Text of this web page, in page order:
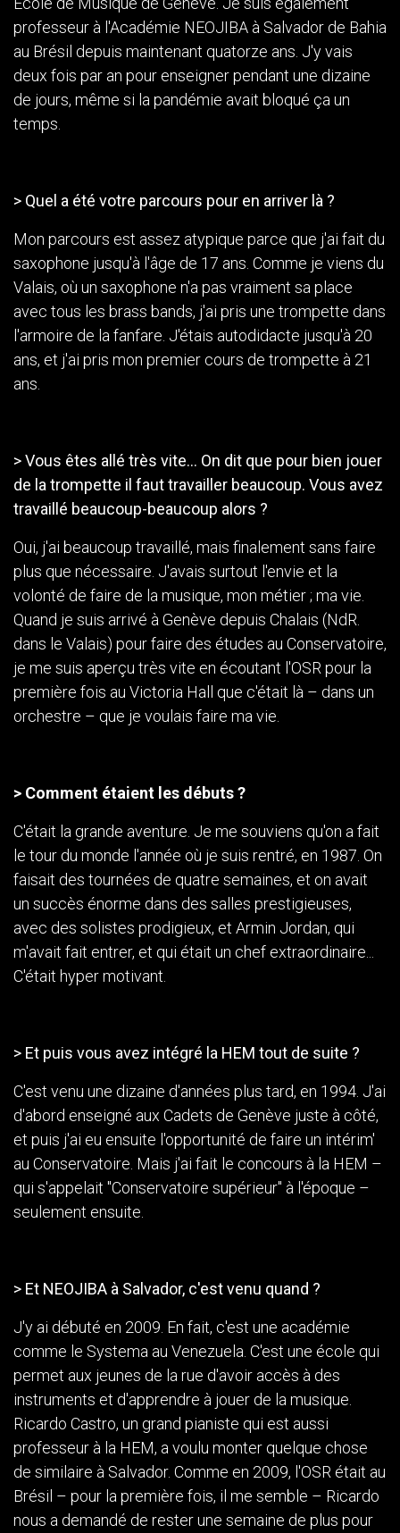
professeur à l'Académie NEOJIBA à Salvador de Bahia
au Brésil depuis maintenant quatorze ans. J'y vais
deux fois par an pour enseigner pendant une dizaine
de jours, même si la pandémie avait bloqué ça un
temps.
> Quel a été votre parcours pour en arriver là ?
Mon parcours est assez atypique parce que j'ai fait du
saxophone jusqu'à l'âge de 17 ans. Comme je viens du
Valais, où un saxophone n'a pas vraiment sa place
avec tous les brass bands, j'ai pris une trompette dans
l'armoire de la fanfare. J'étais autodidacte jusqu'à 20
ans, et j'ai pris mon premier cours de trompette à 21
ans.
> Vous êtes allé très vite... On dit que pour bien jouer
de la trompette il faut travailler beaucoup. Vous avez
travaillé beaucoup-beaucoup alors ?
Oui, j'ai beaucoup travaillé, mais finalement sans faire
plus que nécessaire. J'avais surtout l'envie et la
volonté de faire de la musique, mon métier ; ma vie.
Quand je suis arrivé à Genève depuis Chalais (NdR.
dans le Valais) pour faire des études au Conservatoire,
je me suis aperçu très vite en écoutant l'OSR pour la
première fois au Victoria Hall que c'était là – dans un
orchestre – que je voulais faire ma vie.
> Comment étaient les débuts ?
C'était la grande aventure. Je me souviens qu'on a fait
le tour du monde l'année où je suis rentré, en 1987. On
faisait des tournées de quatre semaines, et on avait
un succès énorme dans des salles prestigieuses,
avec des solistes prodigieux, et Armin Jordan, qui
m'avait fait entrer, et qui était un chef extraordinaire...
C'était hyper motivant.
> Et puis vous avez intégré la HEM tout de suite ?
C'est venu une dizaine d'années plus tard, en 1994. J'ai
d'abord enseigné aux Cadets de Genève juste à côté,
et puis j'ai eu ensuite l'opportunité de faire un intérim'
au Conservatoire. Mais j'ai fait le concours à la HEM –
qui s'appelait "Conservatoire supérieur" à l'époque –
seulement ensuite.
> Et NEOJIBA à Salvador, c'est venu quand ?
J'y ai débuté en 2009. En fait, c'est une académie
comme le Systema au Venezuela. C'est une école qui
permet aux jeunes de la rue d'avoir accès à des
instruments et d'apprendre à jouer de la musique.
Ricardo Castro, un grand pianiste qui est aussi
professeur à la HEM, a voulu monter quelque chose
de similaire à Salvador. Comme en 2009, l'OSR était au
Brésil – pour la première fois, il me semble – Ricardo
nous a demandé de rester une semaine de plus pour